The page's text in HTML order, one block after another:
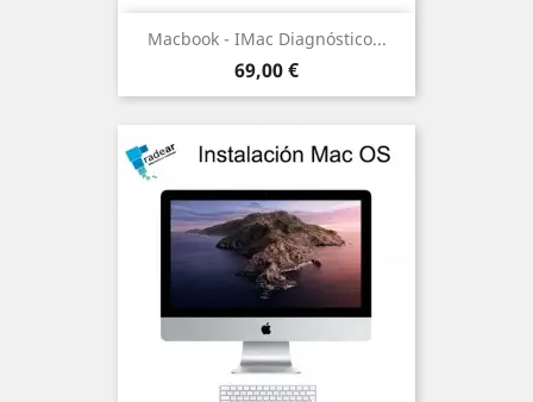
Macbook - IMac Diagnóstico...
Precio
69,00 €